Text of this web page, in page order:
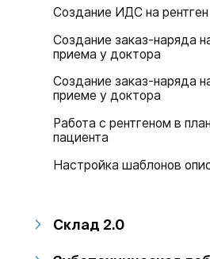
Создание ИДС на рентген
Создание заказ-наряда
приема у доктора
Создание заказ-наряда
приеме у доктора
Работа с рентгеном в
пациента
Настройка шаблонов
Склад 2.0